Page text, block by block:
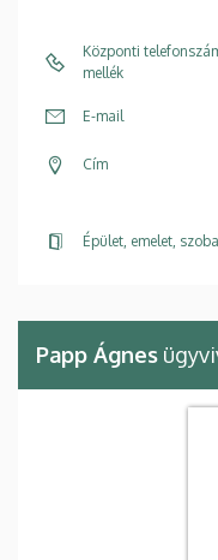
Központi
mellék
E-mail
Cím
Épület, emelet,
Papp Ágnes